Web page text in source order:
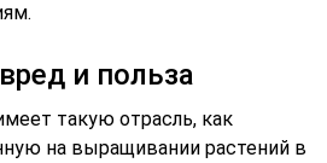
и польза
такую отрасль, как
на выращивании растений в